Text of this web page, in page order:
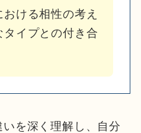
ける相性の考え
タイプとの付き合
を深く理解し、自分